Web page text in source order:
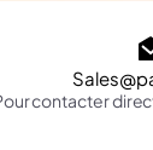
contacter